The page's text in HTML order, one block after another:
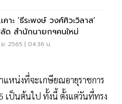
คาะ ‘ธีระพงษ์ วงศ์ศิวะวิลาส’
ด สำนักนายกฯคนใหม่
. 2565 | 04:36 น.
หน่งที่จะเกษียณอายุราชการ
เป็นต้นไป ทั้งนี้ ตั้งแต่วันที่ทรง